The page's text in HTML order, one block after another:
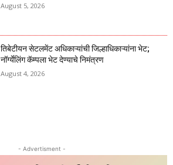
August 5, 2026
तिबेटीयन सेटलमेंट अधिकाऱ्यांची जिल्हाधिकाऱ्यांना भेट;
नॉर्ग्येलिंग कॅम्पला भेट देण्याचे निमंत्रण
August 4, 2026
- Advertisment -